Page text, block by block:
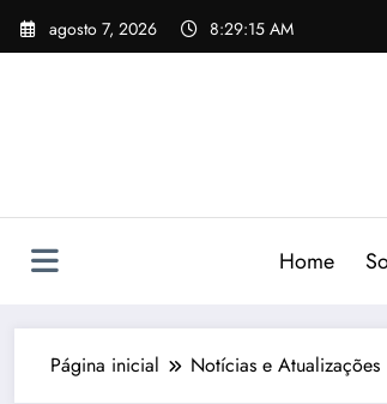
Pular
para
agosto 7, 2026 8:29:16 AM
Home
Página inicial Notícias e Atualizações